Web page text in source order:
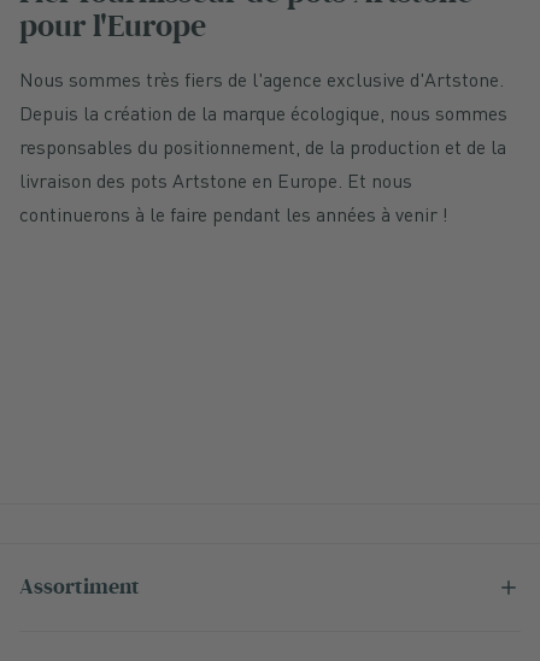
pour l'Europe
Nous sommes très fiers de l'agence exclusive d'Artstone.
Depuis la création de la marque écologique, nous sommes
responsables du positionnement, de la production et de la
livraison des pots Artstone en Europe. Et nous
continuerons à le faire pendant les années à venir !
Assortiment